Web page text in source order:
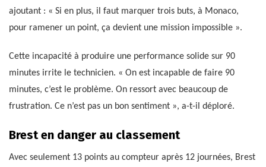
ajoutant : « Si en plus, il faut marquer trois buts, à Monaco,
pour ramener un point, ça devient une mission impossible ».
Cette incapacité à produire une performance solide sur 90
minutes irrite le technicien. « On est incapable de faire 90
minutes, c’est le problème. On ressort avec beaucoup de
frustration. Ce n’est pas un bon sentiment », a-t-il déploré.
Brest en danger au classement
Avec seulement 13 points au compteur après 12 journées, Brest